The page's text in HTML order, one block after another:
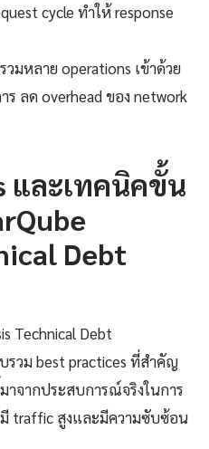
cycle ทำให้ response
วมหลาย operations เข้าด้วย
ลด overhead ของ network
และเทคนิคขั้น
Debt
Technical Debt
รวม best practices ที่สำคัญ
จากประสบการณ์จริงในการ
traffic สูงและมีความซับซ้อน